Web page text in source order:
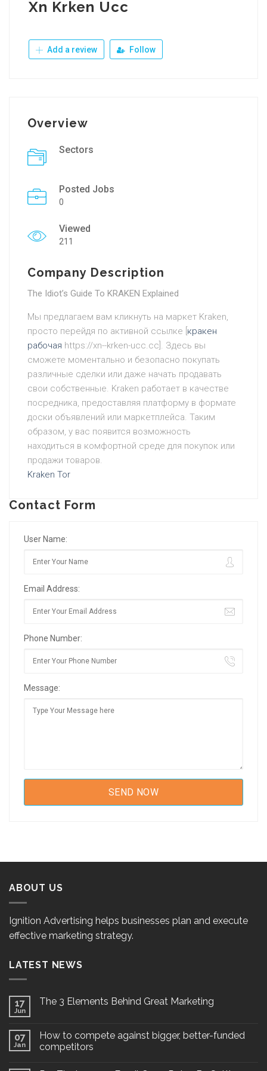
Xn Krken Ucc
Add a review Follow
Overview
Sectors
Posted Jobs
0
Viewed
211
Company Description
The Idiot’s Guide To KRAKEN Explained
Мы предлагаем вам кликнуть на маркет Kraken,
просто перейдя по активной ссылке [ кракен
рабочая https://xn--krken-ucc.cc]. Здесь вы
сможете моментально и безопасно покупать
различные сделки или даже начать продавать
свои собственные. Kraken работает в качестве
посредника, предоставляя платформу в формате
доски объявлений или маркетплейса. Таким
образом, у вас появится возможность
находиться в комфортной среде для покупок или
продажи товаров.
Kraken Tor
Contact Form
User Name:
Email Address:
Phone Number:
Message:
ABOUT US
Ignition Advertising helps businesses plan and execute
effective marketing strategy.
LATEST NEWS
17
Jun
The 3 Elements Behind Great Marketing
07
Jan
How to compete against bigger, better-funded
competitors